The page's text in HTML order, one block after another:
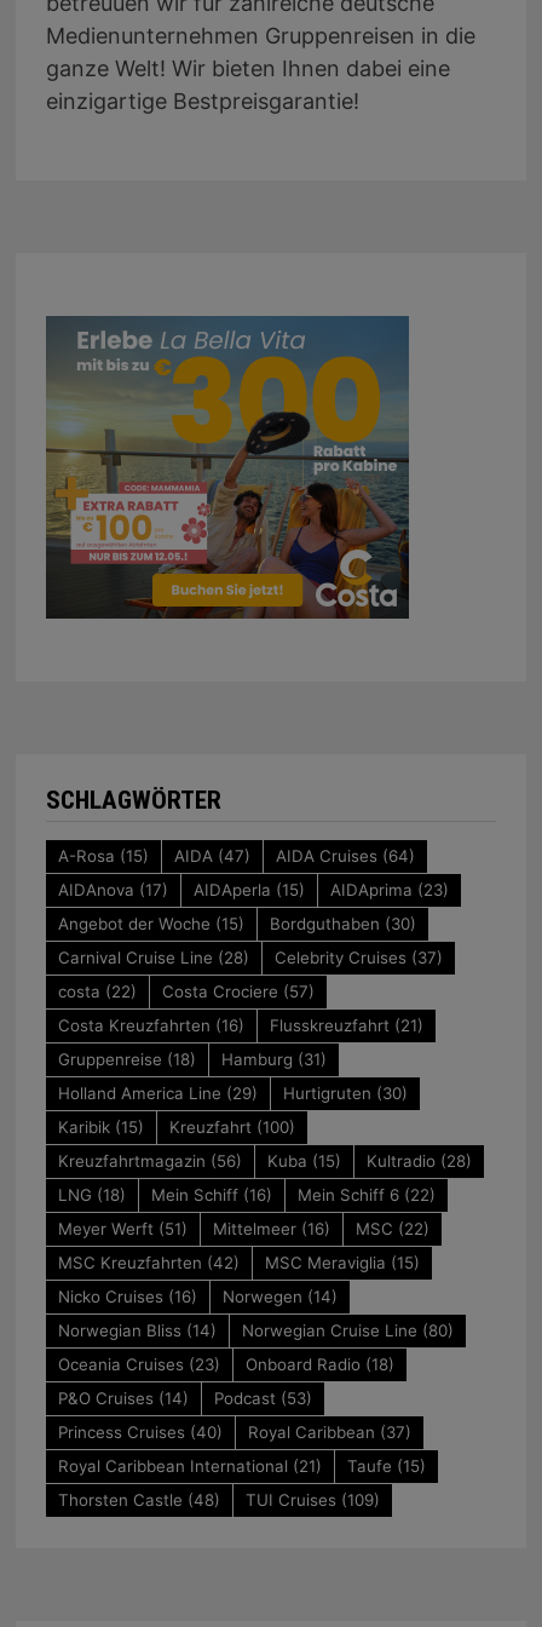
Medienunternehmen Gruppenreisen in die
ganze Welt! Wir bieten Ihnen dabei eine
einzigartige Bestpreisgarantie!
SCHLAGWÖRTER
A-Rosa (15) AIDA (47) AIDA Cruises (64)
AIDAnova (17) AIDAperla (15) AIDAprima (23)
Angebot der Woche (15) Bordguthaben (30)
Carnival Cruise Line (28) Celebrity Cruises (37)
costa (22) Costa Crociere (57)
Costa Kreuzfahrten (16) Flusskreuzfahrt (21)
Gruppenreise (18) Hamburg (31)
Holland America Line (29) Hurtigruten (30)
Karibik(15) Kreuzfahrt (100)
Kreuzfahrtmagazin (56) Kuba (15) Kultradio(28)
LNG (18) Mein Schiff(16) Mein Schiff 6(22)
Meyer Werft (51) Mittelmeer(16) MSC (22)
MSC Kreuzfahrten (42) MSC Meraviglia (15)
Nicko Cruises (16) Norwegen (14)
Norwegian Bliss (14) Norwegian Cruise Line (80)
Oceania Cruises (23) Onboard Radio(18)
P&O Cruises (14) Podcast (53)
Princess Cruises (40) Royal Caribbean (37)
Royal Caribbean International (21) Taufe (15)
Thorsten Castle (48) TUI Cruises (109)